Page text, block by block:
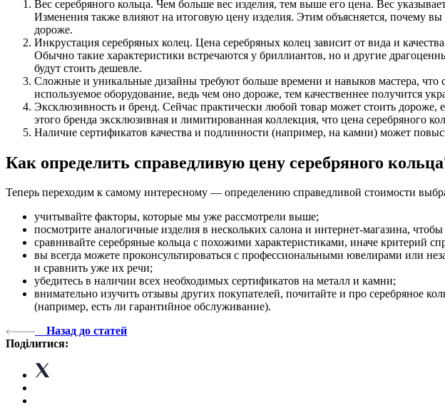
Вес серебряного кольца. Чем больше вес изделия, тем выше его цена. Вес
Изменения также влияют на итоговую цену изделия. Этим объясняется, почему
дороже.
Инкрустация серебряных колец. Цена серебряных колец зависит от вида и
Обычно такие характеристики встречаются у бриллиантов, но и другие
будут стоить дешевле.
Сложные и уникальные дизайны требуют больше времени и навыков мастера, что
используемое оборудование, ведь чем оно дороже, тем качественнее получится
Эксклюзивность и бренд. Сейчас практически любой товар может стоить дороже,
этого бренда эксклюзивная и лимитированная коллекция, что цена серебряного
Наличие сертификатов качества и подлинности (например, на камни) может
Как определить справедливую цену серебряного
Теперь переходим к самому интересному — определению справедливой стоимости
учитывайте факторы, которые мы уже рассмотрели выше;
посмотрите аналогичные изделия в нескольких салона и интернет-магазина,
сравнивайте серебряные кольца с похожими характеристиками, иначе критерий
вы всегда можете проконсультироваться с профессиональными ювелирами или
и сравнить уже их речи;
убедитесь в наличии всех необходимых сертификатов на металл и камни;
внимательно изучить отзывы других покупателей, почитайте и про серебряное
(например, есть ли гарантийное обслуживание).
Назад до статей
Поділитися: